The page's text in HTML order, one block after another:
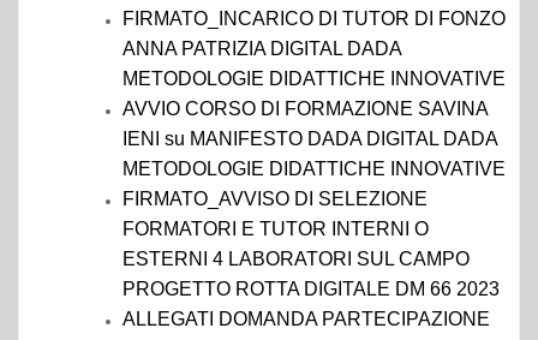
FIRMATO_INCARICO DI TUTOR DI FONZO
ANNA PATRIZIA DIGITAL DADA
METODOLOGIE DIDATTICHE INNOVATIVE
AVVIO CORSO DI FORMAZIONE SAVINA
IENI su MANIFESTO DADA DIGITAL DADA
METODOLOGIE DIDATTICHE INNOVATIVE
FIRMATO_AVVISO DI SELEZIONE
FORMATORI E TUTOR INTERNI O
ESTERNI 4 LABORATORI SUL CAMPO
PROGETTO ROTTA DIGITALE DM 66 2023
ALLEGATI DOMANDA PARTECIPAZIONE